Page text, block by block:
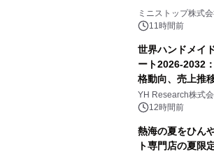
ミニストップ株式
11時間前
世界ハンドメイ
ート2026-2032
格動向、売上推
YH Research株式
12時間前
熱海の夏をひん
ト専門店の夏限